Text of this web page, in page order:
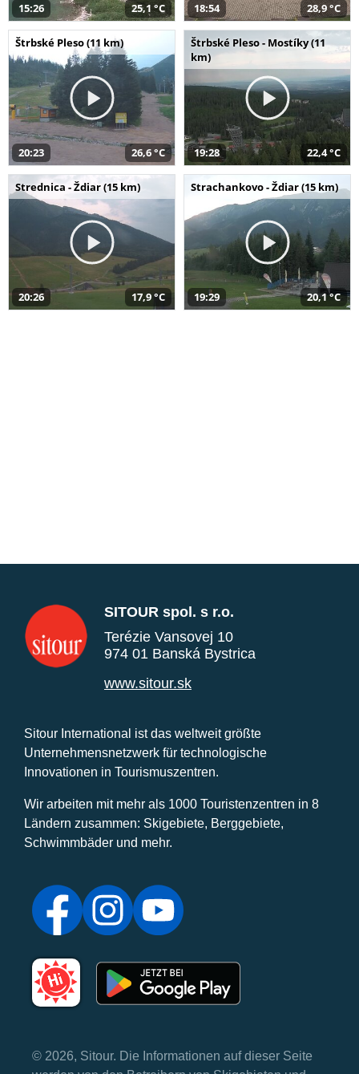
15:26 25,1 °C 18:54 28,9 °C
Štrbské Pleso (11 km)
20:23 26,6 °C
Štrbské Pleso - Mostíky (11
km)
19:28 22,4 °C
Strednica - Ždiar (15 km)
20:26 17,9 °C
Strachankovo - Ždiar (15 km)
19:29 20,1 °C
SITOUR spol. s r.o.
Terézie Vansovej 10
974 01 Banská Bystrica
www.sitour.sk
Sitour International ist das weltweit größte
Unternehmensnetzwerk für technologische
Innovationen in Tourismuszentren.
Wir arbeiten mit mehr als 1000 Touristenzentren in 8
Ländern zusammen: Skigebiete, Berggebiete,
Schwimmbäder und mehr.
© 2026, Sitour. Die Informationen auf dieser Seite